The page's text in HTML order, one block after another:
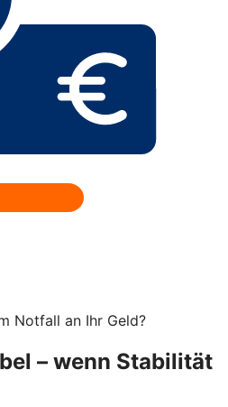
Notfall an Ihr Geld?
– wenn Stabilität